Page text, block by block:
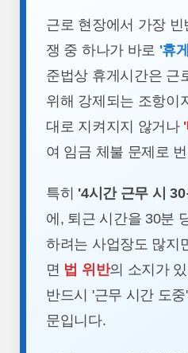
근로 현장에서 가장
쟁 중 하나가 바로 '휴
준법상 휴게시간은 근
위해 강제되는 조항이
대로 지켜지지 않거나
여 임금 체불 문제로
특히 '4시간 근무 시
에, 퇴근 시간을 30분
하려는 사업장도 많지
면 법 위반의 소지가
반드시 '근무 시간 도
문입니다.